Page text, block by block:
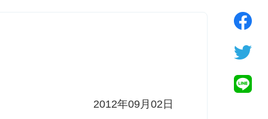
2012年09月02日